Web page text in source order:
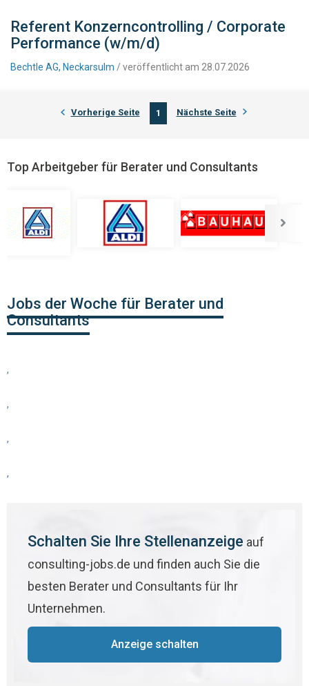
Referent Konzerncontrolling / Corporate
Performance (w/m/d)
Bechtle AG, Neckarsulm / veröffentlicht am 28.07.2026
Vorherige Seite 1 Nächste Seite
Top Arbeitgeber für Berater und Consultants
Jobs der Woche für Berater und
Consultants
,
,
,
,
Schalten Sie Ihre Stellenanzeige auf
consulting-jobs.de und finden auch Sie die
besten Berater und Consultants für Ihr
Unternehmen.
Anzeige schalten